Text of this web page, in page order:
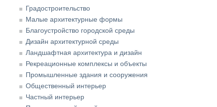
Градостроительство
Малые архитектурные формы
Благоустройство городской среды
Дизайн архитектурной среды
Ландшафтная архитектура и дизайн
Рекреационные комплексы и объекты
Промышленные здания и сооружения
Общественный интерьер
Частный интерьер